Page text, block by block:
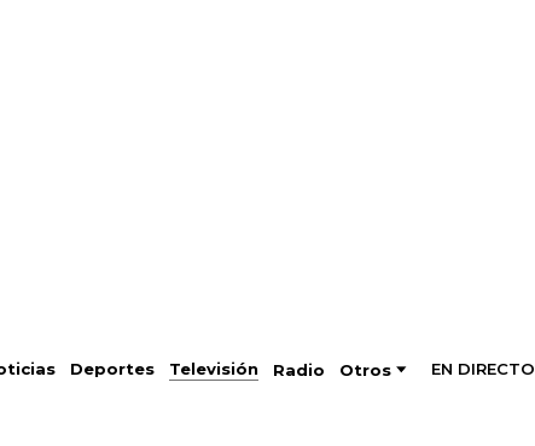
Deportes Televisión Radio Otros EN DIRECTO